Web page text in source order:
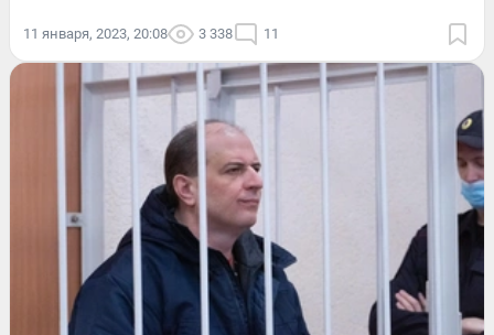
11 января, 2023, 20:08 3 338 11